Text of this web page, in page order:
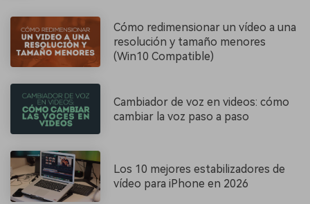
Cómo redimensionar un vídeo a una
resolución y tamaño menores
(Win10 Compatible)
Cambiador de voz en videos: cómo
cambiar la voz paso a paso
Los 10 mejores estabilizadores de
vídeo para iPhone en 2026